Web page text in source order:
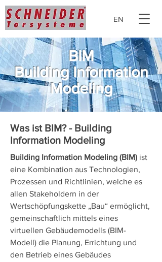
EN
BIM
Building Information
Modeling
Was ist BIM? - Building
Information Modeling
Building Information Modeling (BIM) ist
eine Kombination aus Technologien,
Prozessen und Richtlinien, welche es
allen Stakeholdern in der
Wertschöpfungskette „Bau“ ermöglicht,
gemeinschaftlich mittels eines
virtuellen Gebäudemodells (BIM-
Modell) die Planung, Errichtung und
den Betrieb eines Gebäudes